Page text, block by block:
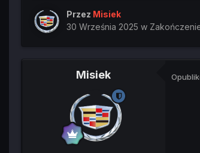
Przez Misiek
30 Września 2025 w
Misiek